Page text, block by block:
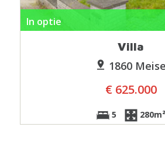
In optie
Villa
1860 Meise
€ 625.000
5 280m²